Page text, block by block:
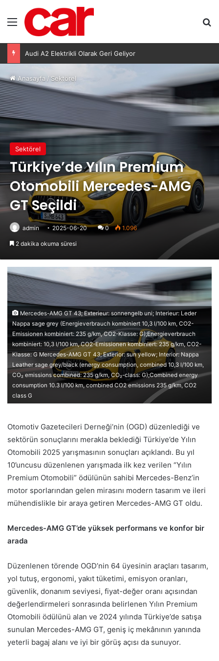
Menü
Anasayfa /Sektörel
Sektörel
Türkiye’de Yılın Premium
Otomobili Mercedes-AMG
GT Seçildi
admin 2025-06-20 0 1.096
2 dakika okuma süresi
Mercedes-AMG GT 43; Exterieur: sonnengelb uni; Interieur: Leder
Nappa sage grey (Energieverbrauch kombiniert 10,3 l/100 km, CO2-
Emissionen kombiniert: 235 g/km, CO2-Klasse: G);Energieverbrauch
kombiniert: 10,3 l/100 km, CO2-Emissionen kombiniert: 235 g/km, CO2-
Klasse: G Mercedes-AMG GT 43; Exterior: sun yellow; Interior: Nappa
Leather sage grey/black (energy consumption, combined 10,3 l/100 km,
CO₂ emissions combined: 235 g/km, CO₂-class: G);Combined energy
consumption 10.3 l/100 km, combined CO2 emissions 235 g/km, CO2
class G
Otomotiv Gazetecileri Derneği’nin (OGD) düzenlediği ve
sektörün sonuçlarını merakla beklediği Türkiye’de Yılın
Otomobili 2025 yarışmasının sonuçları açıklandı. Bu yıl
10’uncusu düzenlenen yarışmada ilk kez verilen “Yılın
Premium Otomobili” ödülünün sahibi Mercedes-Benz’in
motor sporlarından gelen mirasını modern tasarım ve ileri
mühendislikle bir araya getiren Mercedes-AMG GT oldu.
Mercedes-AMG GT’de yüksek performans ve konfor bir
arada
Düzenlenen törende OGD’nin 64 üyesinin araçları tasarım,
yol tutuş, ergonomi, yakıt tüketimi, emisyon oranları,
güvenlik, donanım seviyesi, fiyat-değer oranı açısından
değerlendirmeleri sonrasında belirlenen Yılın Premium
Otomobili ödülünü alan ve 2024 yılında Türkiye’de satışa
sunulan Mercedes-AMG GT, geniş iç mekânının yanında
yeterli bagaj alanı ve iyi bir görüş açısı da sunuyor.